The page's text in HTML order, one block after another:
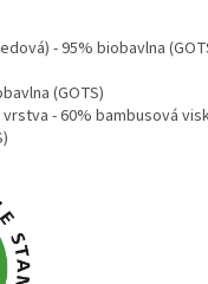
- 95% biobavlna
(GOTS)
- 60% bambusová